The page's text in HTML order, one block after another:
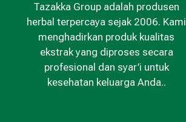
Tazakka Group adalah produsen
herbal terpercaya sejak 2006. Kami
menghadirkan produk kualitas
ekstrak yang diproses secara
profesional dan syar’i untuk
kesehatan keluarga Anda..